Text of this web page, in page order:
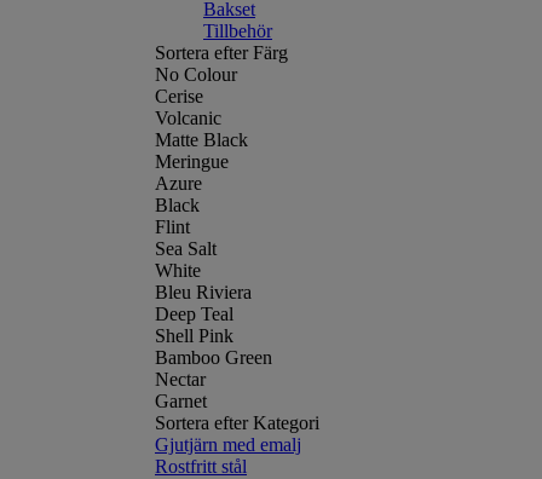
Bakset
Tillbehör
Sortera efter Färg
No Colour
Cerise
Volcanic
Matte Black
Meringue
Azure
Black
Flint
Sea Salt
White
Bleu Riviera
Deep Teal
Shell Pink
Bamboo Green
Nectar
Garnet
Sortera efter Kategori
Gjutjärn med emalj
Rostfritt stål